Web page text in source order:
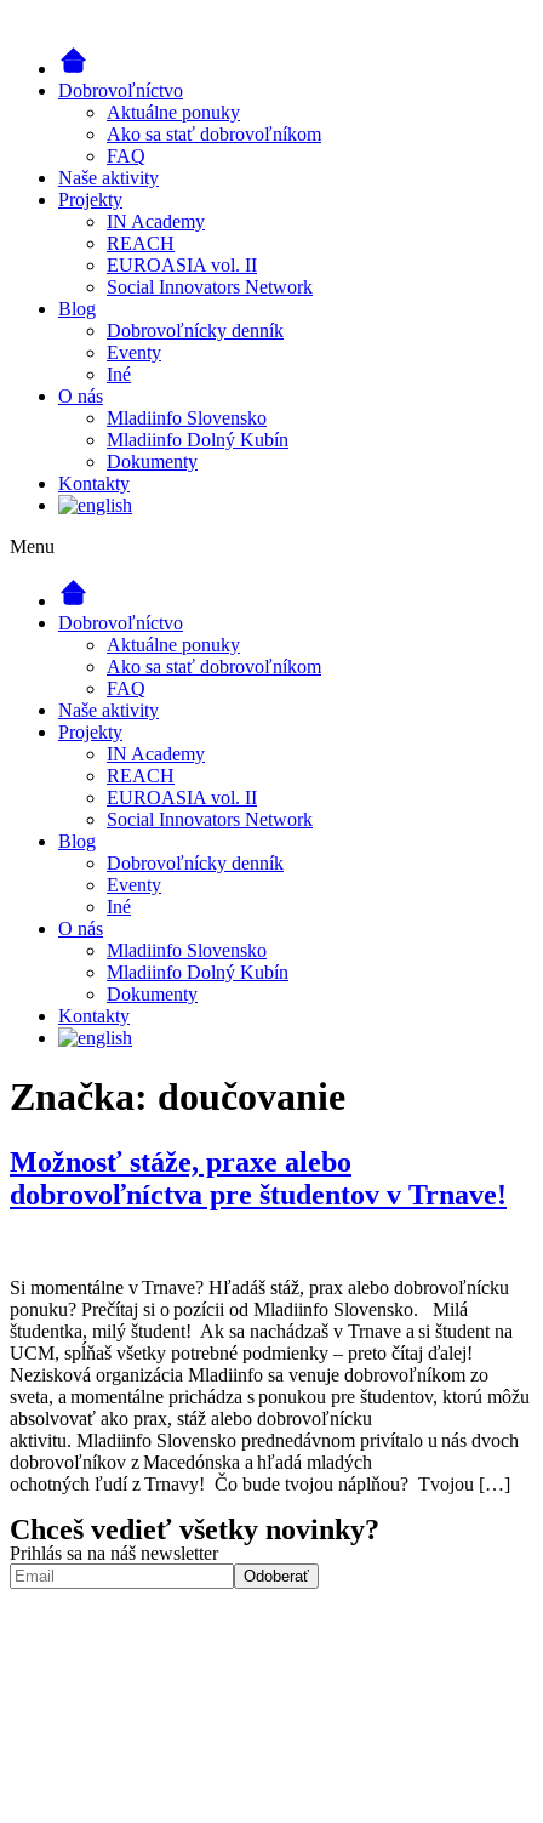
Dobrovoľníctvo
Aktuálne ponuky
Ako sa stať dobrovoľníkom
FAQ
Naše aktivity
Projekty
IN Academy
REACH
EUROASIA vol. II
Social Innovators Network
Blog
Dobrovoľnícky denník
Eventy
Iné
O nás
Mladiinfo Slovensko
Mladiinfo Dolný Kubín
Dokumenty
Kontakty
Menu
Dobrovoľníctvo
Aktuálne ponuky
Ako sa stať dobrovoľníkom
FAQ
Naše aktivity
Projekty
IN Academy
REACH
EUROASIA vol. II
Social Innovators Network
Blog
Dobrovoľnícky denník
Eventy
Iné
O nás
Mladiinfo Slovensko
Mladiinfo Dolný Kubín
Dokumenty
Kontakty
Značka: doučovanie
Možnosť stáže, praxe alebo
dobrovoľníctva pre študentov v Trnave!
Si momentálne v Trnave? Hľadáš stáž, prax alebo dobrovoľnícku
ponuku? Prečítaj si o pozícii od Mladiinfo Slovensko. Milá
študentka, milý študent! Ak sa nachádzaš v Trnave a si študent na
UCM, spĺňaš všetky potrebné podmienky – preto čítaj ďalej!
Nezisková organizácia Mladiinfo sa venuje dobrovoľníkom zo
sveta, a momentálne prichádza s ponukou pre študentov, ktorú môžu
absolvovať ako prax, stáž alebo dobrovoľnícku
aktivitu. Mladiinfo Slovensko prednedávnom privítalo u nás dvoch
dobrovoľníkov z Macedónska a hľadá mladých
ochotných ľudí z Trnavy! Čo bude tvojou náplňou? Tvojou […]
Chceš vedieť všetky novinky?
Prihlás sa na náš newsletter